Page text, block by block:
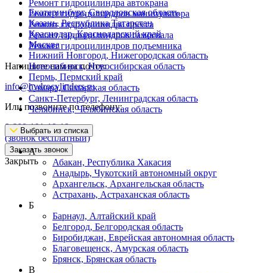
Ремонт гидроцилиндра автокрана
Ремонт гидроцилиндров манипулятора
Ремонт гидроцилиндра пресса
Ремонт гидроцилиндров самосвала
Ремонт гидроцилиндров подъемника
Напишите нам на почту:
info@hydrocylinders.ru
Или позвоните по телефону:
8-800-101-19-19
(звонок бесплатный)
Заказать звонок
Закрыть
Екатеринбург, Свердловская область
Казань, Республика Татарстан
Краснодар, Краснодарский край
Москва
Нижний Новгород, Нижегородская область
Новосибирск, Новосибирская область
Пермь, Пермский край
Самара, Самарская область
Санкт-Петербург, Ленинградская область
Челябинск, Челябинская область
Выбрать из списка
А
Абакан, Республика Хакасия
Анадырь, Чукотский автономный округ
Архангельск, Архангельская область
Астрахань, Астраханская область
Б
Барнаул, Алтайский край
Белгород, Белгородская область
Биробиджан, Еврейская автономная область
Благовещенск, Амурская область
Брянск, Брянская область
В